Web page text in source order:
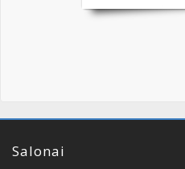
Salonai